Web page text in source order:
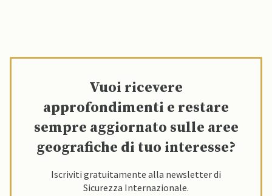
Vuoi ricevere
approfondimenti e restare
sempre aggiornato sulle aree
geografiche di tuo interesse?
Iscriviti gratuitamente alla newsletter di
Sicurezza Internazionale.